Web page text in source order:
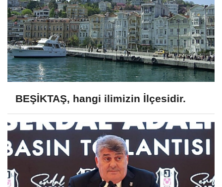
BEŞİKTAŞ, hangi ilimizin İlçesidir.